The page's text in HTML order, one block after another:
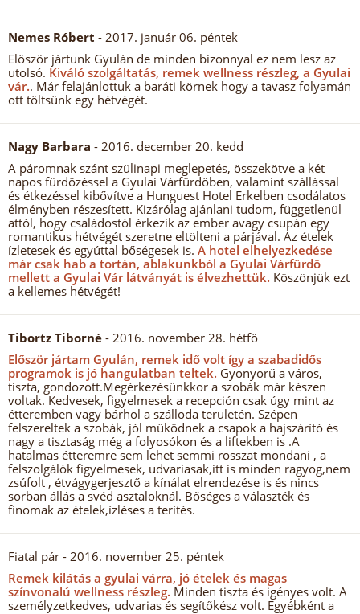
Nemes Róbert - 2017. január 06. péntek
Először jártunk Gyulán de minden bizonnyal ez nem lesz az
utolsó. Kiváló szolgáltatás, remek wellness részleg, a Gyulai
vár.. Már felajánlottuk a baráti körnek hogy a tavasz folyamán
ott töltsünk egy hétvégét.
Nagy Barbara - 2016. december 20. kedd
A páromnak szánt szülinapi meglepetés, összekötve a két
napos fürdőzéssel a Gyulai Várfürdőben, valamint szállással
és étkezéssel kibővítve a Hunguest Hotel Erkelben csodálatos
élményben részesített. Kizárólag ajánlani tudom, függetlenül
attól, hogy családostól érkezik az ember avagy csupán egy
romantikus hétvégét szeretne eltölteni a párjával. Az ételek
ízletesek és egyúttal bőségesek is. A hotel elhelyezkedése
már csak hab a tortán, ablakunkból a Gyulai Várfürdő
mellett a Gyulai Vár látványát is élvezhettük. Köszönjük ezt
a kellemes hétvégét!
Tibortz Tiborné - 2016. november 28. hétfő
Először jártam Gyulán, remek idő volt így a szabadidős
programok is jó hangulatban teltek. Gyönyörű a város,
tiszta, gondozott.Megérkezésünkkor a szobák már készen
voltak. Kedvesek, figyelmesek a recepción csak úgy mint az
étteremben vagy bárhol a szálloda területén. Szépen
felszereltek a szobák, jól működnek a csapok a hajszárító és
nagy a tisztaság még a folyosókon és a liftekben is .A
hatalmas étteremre sem lehet semmi rosszat mondani , a
felszolgálók figyelmesek, udvariasak,itt is minden ragyog,nem
zsúfolt , étvágygerjesztő a kínálat elrendezése is és nincs
sorban állás a svéd asztaloknál. Bőséges a választék és
finomak az ételek,ízléses a terítés.
Fiatal pár - 2016. november 25. péntek
Remek kilátás a gyulai várra, jó ételek és magas
színvonalú wellness részleg. Minden tiszta és igényes volt. A
személyzetkedves, udvarias és segítőkész volt. Egyébként a